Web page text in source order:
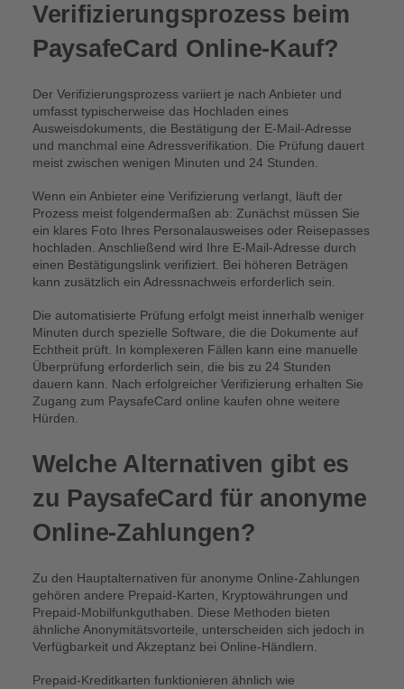
Verifizierungsprozess beim
PaysafeCard Online-Kauf?
Der Verifizierungsprozess variiert je nach Anbieter und
umfasst typischerweise das Hochladen eines
Ausweisdokuments, die Bestätigung der E-Mail-Adresse
und manchmal eine Adressverifikation. Die Prüfung dauert
meist zwischen wenigen Minuten und 24 Stunden.
Wenn ein Anbieter eine Verifizierung verlangt, läuft der
Prozess meist folgendermaßen ab: Zunächst müssen Sie
ein klares Foto Ihres Personalausweises oder Reisepasses
hochladen. Anschließend wird Ihre E-Mail-Adresse durch
einen Bestätigungslink verifiziert. Bei höheren Beträgen
kann zusätzlich ein Adressnachweis erforderlich sein.
Die automatisierte Prüfung erfolgt meist innerhalb weniger
Minuten durch spezielle Software, die die Dokumente auf
Echtheit prüft. In komplexeren Fällen kann eine manuelle
Überprüfung erforderlich sein, die bis zu 24 Stunden
dauern kann. Nach erfolgreicher Verifizierung erhalten Sie
Zugang zum PaysafeCard online kaufen ohne weitere
Hürden.
Welche Alternativen gibt es
zu PaysafeCard für anonyme
Online-Zahlungen?
Zu den Hauptalternativen für anonyme Online-Zahlungen
gehören andere Prepaid-Karten, Kryptowährungen und
Prepaid-Mobilfunkguthaben. Diese Methoden bieten
ähnliche Anonymitätsvorteile, unterscheiden sich jedoch in
Verfügbarkeit und Akzeptanz bei Online-Händlern.
Prepaid-Kreditkarten funktionieren ähnlich wie